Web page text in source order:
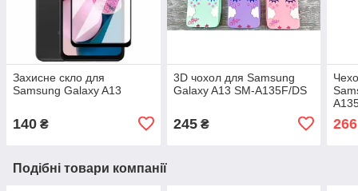
Захисне скло для
Samsung Galaxy A13
140 ₴
3D чохол для Samsung
Galaxy A13 SM-A135F/DS
245₴ 266
Подібні товари компанії